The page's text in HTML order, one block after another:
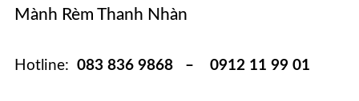
Mành Rèm Thanh Nhàn
Hotline: 083 836 9868 – 0912 11 99 01